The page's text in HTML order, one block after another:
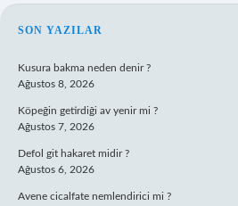
SIDEBAR
SON YAZILAR
Kusura bakma neden denir ?
Ağustos 8, 2026
Köpeğin getirdiği av yenir mi ?
Ağustos 7, 2026
Defol git hakaret midir ?
Ağustos 6, 2026
Avene cicalfate nemlendirici mi ?